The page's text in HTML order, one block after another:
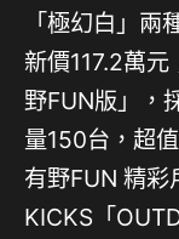
「極幻白」
新價117.2萬
野FUN版」，
量150台，超
有野FUN 精彩
KICKS「